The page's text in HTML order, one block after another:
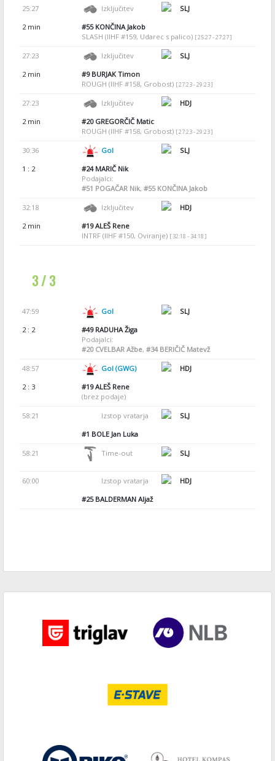
25:27 Izključitev
SLJ
2 min
#55KONČINA Jakob
SLASH (IIHF #159, Udarec s palico) [ 25:27 - 27:27 ]
27:23 Izključitev
SLJ
2 min
#9BURJAK Timon
ROUGH (IIHF #158, Grobost) [ 27:23 - 29:23 ]
27:23 Izključitev
HDJ
2 min
#20GREGORČIČ Matic
ROUGH (IIHF #158, Grobost) [ 27:23 - 29:23 ]
30:36 Gol
SLJ
1 : 2
#24MARIČ Nik
Podajalci:
#51 POGAČAR Nik, #55KONČINA Jakob
32:18 Izključitev
HDJ
2 min
#19ALEŠ Rene
INTRF (IIHF #150, Oviranje) [ 32:18 - 34:18 ]
3 / 3
47:59 Gol
SLJ
2 : 2
#49RADUHA Žiga
Podajalci:
#20CVELBAR Ažbe, #34BERIČIČ Matevž
48:57 Gol (GWG)
HDJ
2 : 3
#19ALEŠ Rene
(brez podaje)
58:21 Izstop vratarja
SLJ
#1 BOLE Jan Luka
58:21 Time-out SLJ
60:00 Izstop vratarja
HDJ
#25BALDERMAN Aljaž